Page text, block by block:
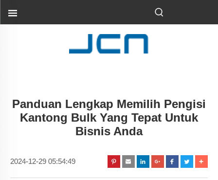
Panduan Lengkap Memilih Pengisi
Kantong Bulk Yang Tepat Untuk
Bisnis Anda
2024-12-29 05:54:49